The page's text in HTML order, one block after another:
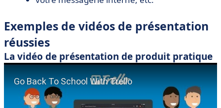
Exemples de vidéos de présentation
réussies
La vidéo de présentation de produit pratique